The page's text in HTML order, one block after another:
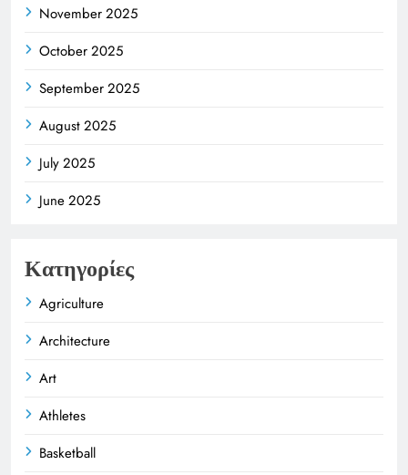
November 2025
October 2025
September 2025
August 2025
July 2025
June 2025
Κατηγορίες
Agriculture
Architecture
Art
Athletes
Basketball